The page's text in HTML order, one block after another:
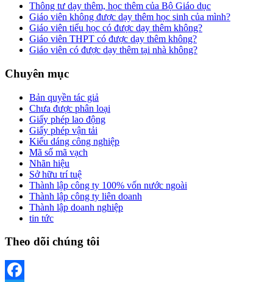
Thông tư dạy thêm, học thêm của Bộ Giáo dục
Giáo viên không được dạy thêm học sinh của mình?
Giáo viên tiểu học có được dạy thêm không?
Giáo viên THPT có được dạy thêm không?
Giáo viên có được dạy thêm tại nhà không?
Chuyên mục
Bản quyền tác giả
Chưa được phân loại
Giấy phép lao động
Giấy phép vận tải
Kiểu dáng công nghiệp
Mã số mã vạch
Nhãn hiệu
Sở hữu trí tuệ
Thành lập công ty 100% vốn nước ngoài
Thành lập công ty liên doanh
Thành lập doanh nghiệp
tin tức
Theo dõi chúng tôi